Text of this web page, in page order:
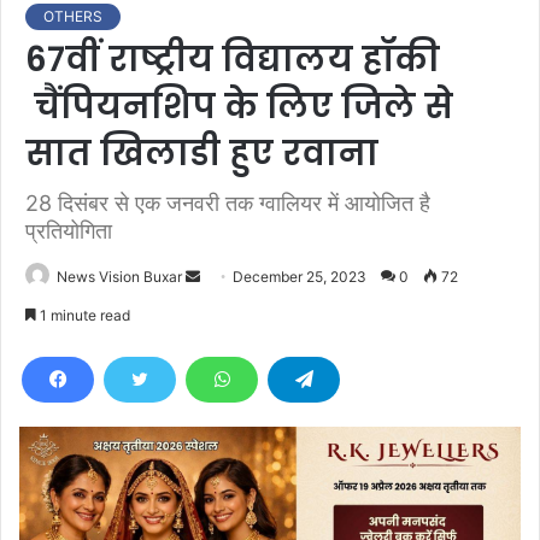
OTHERS
67वीं राष्ट्रीय विद्यालय हॉकी
चैंपियनशिप के लिए जिले से
सात खिलाडी हुए रवाना
28 दिसंबर से एक जनवरी तक ग्वालियर में आयोजित है
प्रतियोगिता
News Vision Buxar
d
e
m
a
December 25, 2023 0 72
1 minute read